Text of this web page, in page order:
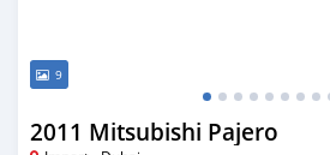
9
2011 Mitsubishi Pajero